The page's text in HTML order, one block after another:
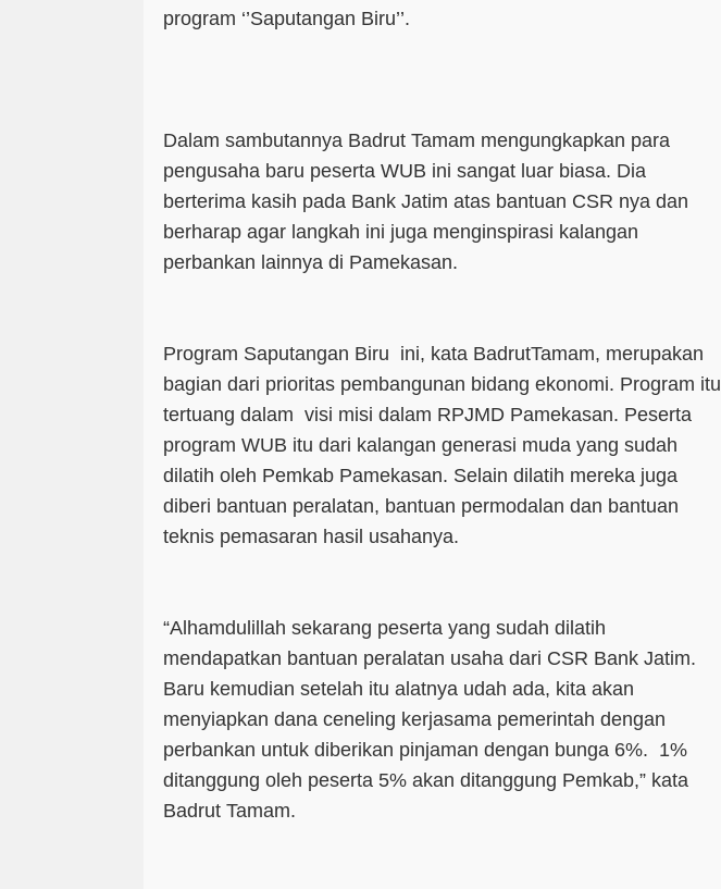
program ‘’Saputangan Biru’’.
Dalam sambutannya Badrut Tamam mengungkapkan para
pengusaha baru peserta WUB ini sangat luar biasa. Dia
berterima kasih pada Bank Jatim atas bantuan CSR nya dan
berharap agar langkah ini juga menginspirasi kalangan
perbankan lainnya di Pamekasan.
Program Saputangan Biru ini, kata BadrutTamam, merupakan
bagian dari prioritas pembangunan bidang ekonomi. Program itu
tertuang dalam visi misi dalam RPJMD Pamekasan. Peserta
program WUB itu dari kalangan generasi muda yang sudah
dilatih oleh Pemkab Pamekasan. Selain dilatih mereka juga
diberi bantuan peralatan, bantuan permodalan dan bantuan
teknis pemasaran hasil usahanya.
“Alhamdulillah sekarang peserta yang sudah dilatih
mendapatkan bantuan peralatan usaha dari CSR Bank Jatim.
Baru kemudian setelah itu alatnya udah ada, kita akan
menyiapkan dana ceneling kerjasama pemerintah dengan
perbankan untuk diberikan pinjaman dengan bunga 6%. 1%
ditanggung oleh peserta 5% akan ditanggung Pemkab,” kata
Badrut Tamam.